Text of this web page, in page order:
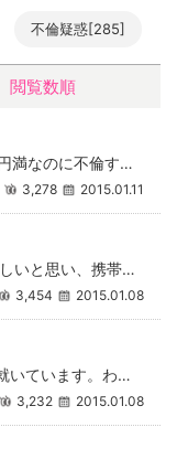
不倫疑惑[285]
閲覧数順
ちょっと気になったのですが… 何故夫婦円満なのに不倫する男性がいるのでしょうか？ 自分の嫁より若くてスタイ
3,278 2015.01.11
一昨日、旦那の不倫がわかりました。 怪しいと思い、携帯をみたらやっぱりそうでした。携帯を見たことは言わず、問い詰めたとこ
3,454 2015.01.08
妻子もちの彼は、寒い地方で地域産業に就いています。わたしは、遠く離れたところに住んでいます。 関係のお誘いを受けて、断
3,232 2015.01.08